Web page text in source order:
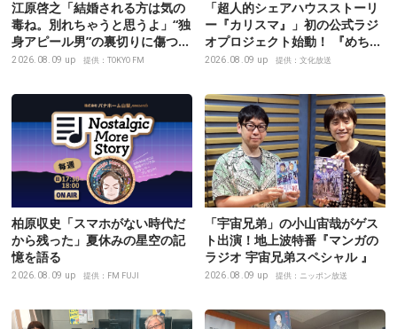
江原啓之「結婚される方は気の
毒ね。別れちゃうと思うよ」“独
身アピール男”の裏切りに傷つく
相談者に送ったアドバイスと
2026.08.09 up 提供：TOKYO FM
「超人的シェアハウスストーリ
ー『カリスマ』」初の公式ラジ
オプロジェクト始動！ 『めちゃ
めちゃカリスマなラジオ』スタ
2026.08.09 up 提供：文化放送
柏原収史「スマホがない時代だ
から残った」夏休みの星空の記
憶を語る
2026.08.09 up 提供：FM FUJI
「宇宙兄弟」の小山宙哉がゲス
ト出演！地上波特番『マンガの
ラジオ 宇宙兄弟スペシャル 』
2026.08.09 up 提供：ニッポン放送